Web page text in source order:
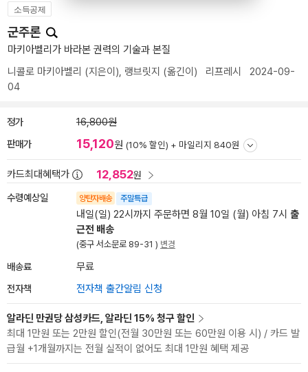
소득공제
군주론
마키아벨리가 바라본 권력의 기술과 본질
니콜로 마키아벨리 (지은이), 랭브릿지 (옮긴이) 리프레시
2024-09-
04
정가 16,800원
판매가 15,120원 (10% 할인) + 마일리지 840원
카드최대혜택가 12,852원
수령예상일 양탄자배송 주말특급
내일(일) 22시까지 주문하면 8월 10일 (월) 아침 7시 출
근전 배송
(중구 서소문로 89-31 ) 변경
배송료 무료
전자책 전자책 출간알림 신청
알라딘 만권당 삼성카드, 알라딘 15% 청구 할인
최대 1만원 또는 2만원 할인(전월 30만원 또는 60만원 이용 시) / 카드 발
급월 +1개월까지는 전월 실적이 없어도 최대 1만원 혜택 제공